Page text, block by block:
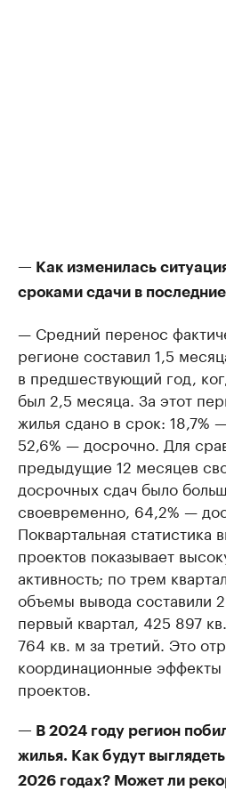
— Как изменилась
сроками сдачи в
— Средний перенос
регионе составил 1,5
в предшествующий год,
был 2,5 месяца. За этот
жилья сдано в срок: 18,7%
52,6% — досрочно. Для
предыдущие 12 месяцев
досрочных сдач было
своевременно, 64,2% —
Поквартальная статистика
проектов показывает
активность; по трем
объемы вывода составили
первый квартал, 425 897
764 кв. м за третий. Это
координационные
проектов.
— В 2024 году регион
жилья. Как будут
2026 годах? Может ли